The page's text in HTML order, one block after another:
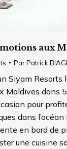
aux
ParPatrick
Siyam Resorts
Maldives dans
pour
dans
en bord de
une cuisine